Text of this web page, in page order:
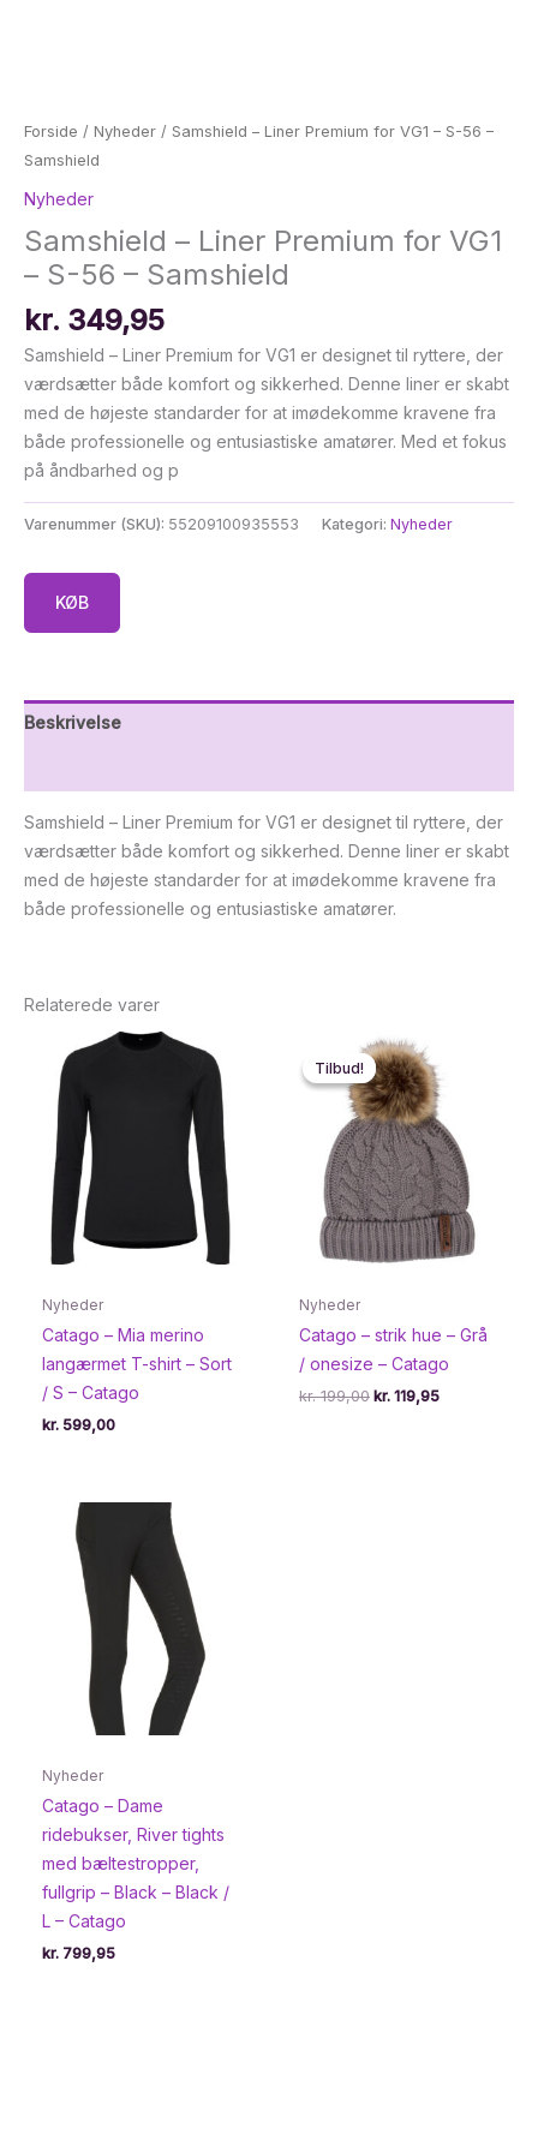
Forside / Nyheder / Samshield – Liner Premium for VG1 – S-56 –
Samshield
Nyheder
Samshield – Liner Premium for VG1
– S-56 – Samshield
kr. 349,95
Samshield – Liner Premium for VG1 er designet til ryttere, der
værdsætter både komfort og sikkerhed. Denne liner er skabt
med de højeste standarder for at imødekomme kravene fra
både professionelle og entusiastiske amatører. Med et fokus
på åndbarhed og p
Varenummer (SKU): 55209100935553 Kategori: Nyheder
KØB
Beskrivelse
Samshield – Liner Premium for VG1 er designet til ryttere, der
værdsætter både komfort og sikkerhed. Denne liner er skabt
med de højeste standarder for at imødekomme kravene fra
både professionelle og entusiastiske amatører.
Relaterede varer
Nyheder
Catago – Mia merino
langærmet T-shirt – Sort
/ S – Catago
kr. 599,00
Tilbud!
Tilbud!
Nyheder
Catago – strik hue – Grå
/ onesize – Catago
kr.199,00 Den
kr. 119,95Den
Nyheder
Catago – Dame
ridebukser, River tights
med bæltestropper,
fullgrip – Black – Black /
L – Catago
kr. 799,95